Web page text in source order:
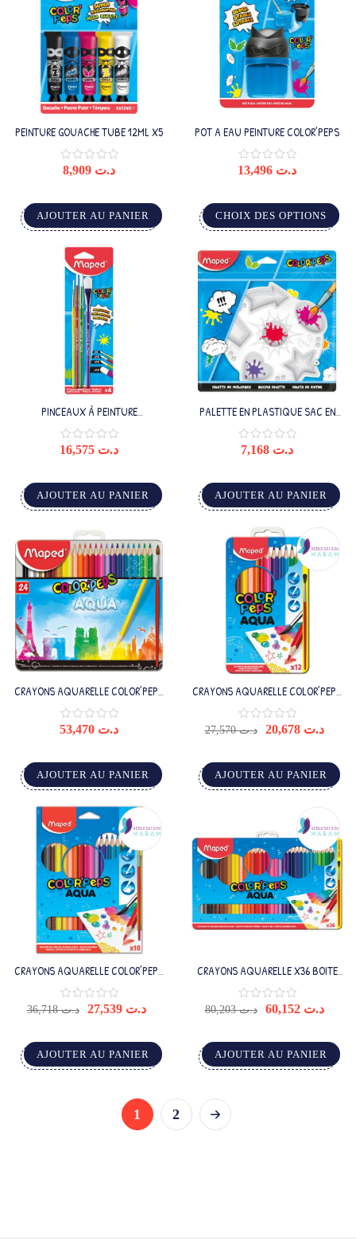
PEINTURE GOUACHE TUBE 12ML X5
د.ت
AJOUTER AU PANIER
POT A EAU PEINTURE COLOR’PEPS
د.ت
CHOIX DES OPTIONS
PINCEAUX À PEINTURE
SYNTHÉTIQUES X4
د.ت
AJOUTER AU PANIER
PALETTE EN PLASTIQUE SAC EN
PLASTIQUE
د.ت
AJOUTER AU PANIER
CRAYONS AQUARELLE COLOR’PEPS
X24 BOITE METAL
د.ت
AJOUTER AU PANIER
CRAYONS AQUARELLE COLOR’PEPS
X12 BOITE METAL
د.ت27,570 د.ت 20,678
AJOUTER AU PANIER
CRAYONS AQUARELLE COLOR’PEPS
X18 + PINCEAU GRAT
د.ت36,718 د.ت 27,539
AJOUTER AU PANIER
CRAYONS AQUARELLE X36 BOITE
METAL
د.ت80,203 د.ت 60,152
AJOUTER AU PANIER
1 2